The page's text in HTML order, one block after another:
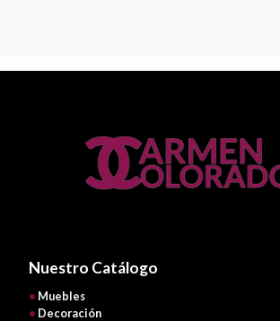
Nuestro Catálogo
• Muebles
• Decoración